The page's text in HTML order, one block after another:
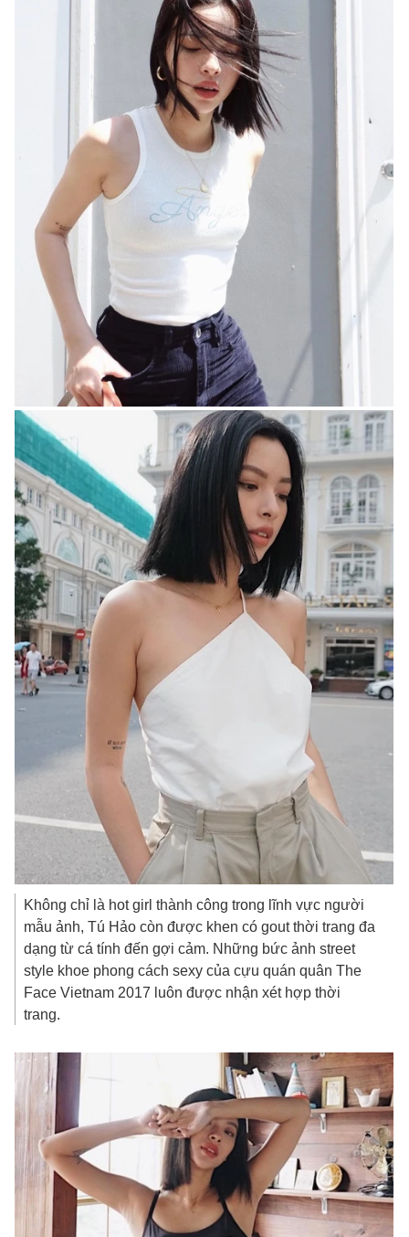
Không chỉ là hot girl thành công trong lĩnh vực người
mẫu ảnh, Tú Hảo còn được khen có gout thời trang đa
dạng từ cá tính đến gợi cảm. Những bức ảnh street
style khoe phong cách sexy của cựu quán quân The
Face Vietnam 2017 luôn được nhận xét hợp thời
trang.